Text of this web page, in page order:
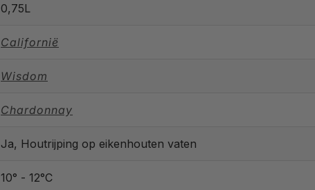
0,75L
Californië
Wisdom
Chardonnay
Ja, Houtrijping op eikenhouten vaten
10° - 12°C